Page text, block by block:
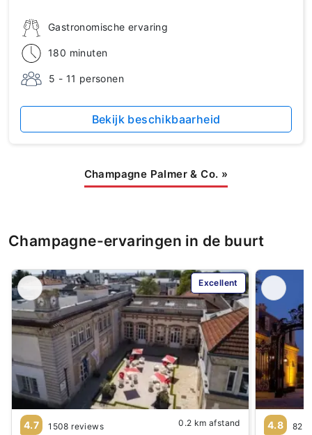
Gastronomische ervaring
180 minuten
5 - 11 personen
Bekijk beschikbaarheid
Champagne Palmer & Co. »
Champagne-ervaringen in de buurt
Excellent
4.7 1508 reviews 0.2 km afstand 4.8 82